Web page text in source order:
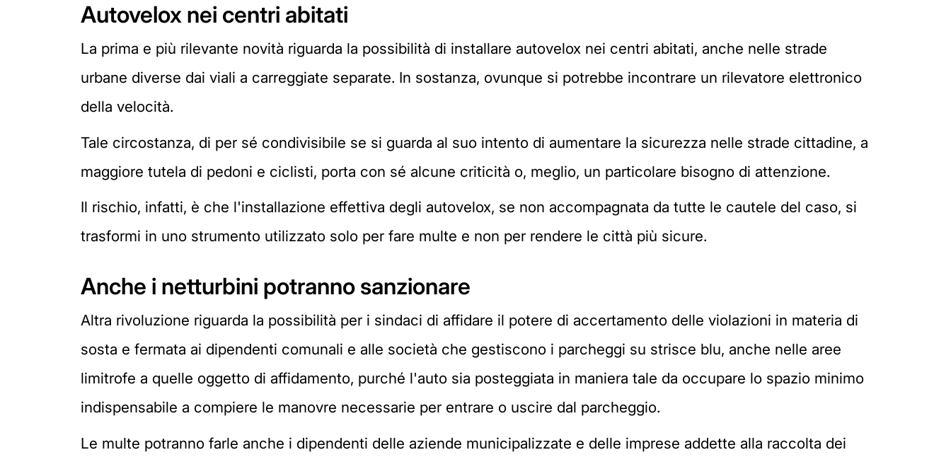
Autovelox nei centri abitati
La prima e più rilevante novità riguarda la possibilità di installare autovelox nei centri abitati, anche nelle strade
urbane diverse dai viali a carreggiate separate. In sostanza, ovunque si potrebbe incontrare un rilevatore elettronico
della velocità.
Tale circostanza, di per sé condivisibile se si guarda al suo intento di aumentare la sicurezza nelle strade cittadine, a
maggiore tutela di pedoni e ciclisti, porta con sé alcune criticità o, meglio, un particolare bisogno di attenzione.
Il rischio, infatti, è che l'installazione effettiva degli autovelox, se non accompagnata da tutte le cautele del caso, si
trasformi in uno strumento utilizzato solo per fare multe e non per rendere le città più sicure.
Anche i netturbini potranno sanzionare
Altra rivoluzione riguarda la possibilità per i sindaci di affidare il potere di accertamento delle violazioni in materia di
sosta e fermata ai dipendenti comunali e alle società che gestiscono i parcheggi su strisce blu, anche nelle aree
limitrofe a quelle oggetto di affidamento, purché l'auto sia posteggiata in maniera tale da occupare lo spazio minimo
indispensabile a compiere le manovre necessarie per entrare o uscire dal parcheggio.
Le multe potranno farle anche i dipendenti delle aziende municipalizzate e delle imprese addette alla raccolta dei